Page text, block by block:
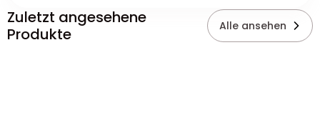
Zuletzt angesehene
Produkte
Alle ansehen